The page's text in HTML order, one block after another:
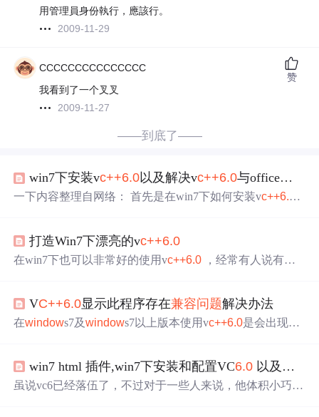
用管理員身份執行，應該行。
2009-11-29
CCCCCCCCCCCCCCC
我看到了一个叉叉
2009-11-27
赞
——到底了——
win7下安装vc++6.0以及解决vc++6.0与office的兼容性问题的方法
一下内容整理自网络： 首先是在win7下如何安装vc++6.0
“不再显示此消息”打上勾，然后选择“运行程序”。 2.在安
装VC的时候，选择“custom（自定义安装）”： 接下来就
打造Win7下漂亮的vc++6.0
在win7下也可以非常好的使用vc++6.0 ，经常有人说有兼
里包括了这两个版本：地址：http://down.gougou.com/dow
n?cid=C7D4A2496
VC++6.0显示此程序存在兼容问题解决办法
在windows7及windows7以上版本使用vc++6.0是会出现以
on\MSDev98\Bin 在里面找到MSDEV.EXE 原本的文件名是
没有办法进行改变兼容性的，可以将它的文件名改为任意
win7 html 插件,win7下安装和配置VC6.0 以及行号和助手插件
虽说vc6已经落伍了，不过对于一些人来说，他体积小巧运